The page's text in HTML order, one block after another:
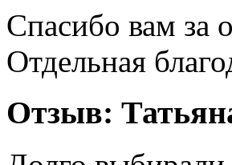
Спасибо вам за
Отдельная
Отзыв: